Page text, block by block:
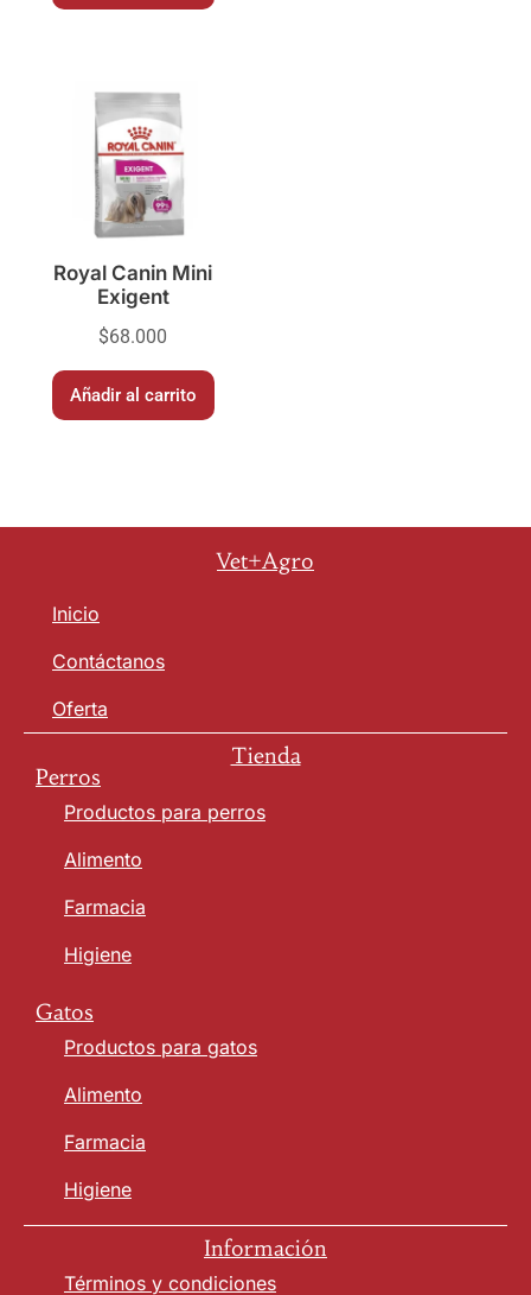
Royal Canin Mini
Exigent
$68.000
Añadir al carrito
Vet+Agro
Inicio
Contáctanos
Oferta
Tienda
Perros
Productos para perros
Alimento
Farmacia
Higiene
Gatos
Productos para gatos
Alimento
Farmacia
Higiene
Información
Términos y condiciones